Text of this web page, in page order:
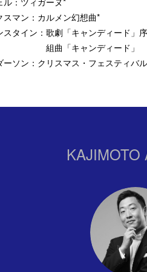
スマン：カルメン幻想曲*
スタイン：歌劇「キャンディード」
「キャンディード」
ーソン：クリスマス・フェスティバル
KAJIMOTO